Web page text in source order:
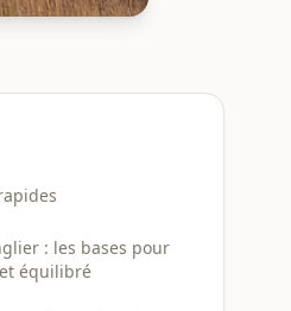
: les bases pour
équilibré